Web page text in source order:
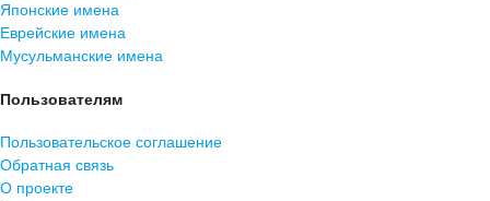
Японские имена
Еврейские имена
Мусульманские имена
Пользователям
Пользовательское соглашение
Обратная связь
О проекте